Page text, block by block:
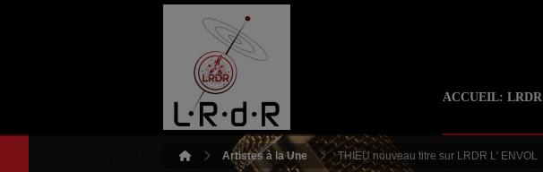
ACCUEIL: LRDR
Artistes à la Une THIEU nouveau titre sur LRDR L' ENVOL